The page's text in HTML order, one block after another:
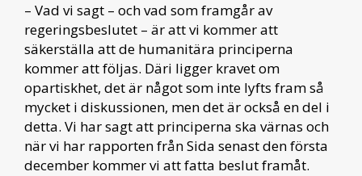
– Vad vi sagt – och vad som framgår av
regeringsbeslutet – är att vi kommer att
säkerställa att de humanitära principerna
kommer att följas. Däri ligger kravet om
opartiskhet, det är något som inte lyfts fram så
mycket i diskussionen, men det är också en del i
detta. Vi har sagt att principerna ska värnas och
när vi har rapporten från Sida senast den första
december kommer vi att fatta beslut framåt.